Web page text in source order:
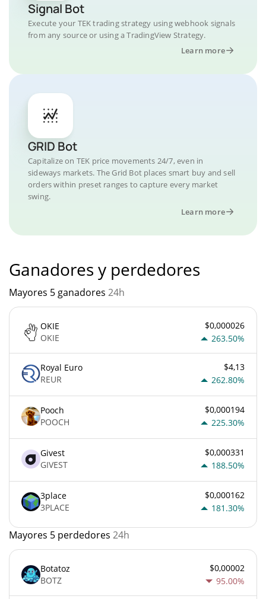
Signal Bot
Execute your TEK trading strategy using webhook signals
from any source or using a TradingView Strategy.
Learn more
GRID Bot
Capitalize on TEK price movements 24/7, even in
sideways markets. The Grid Bot places smart buy and sell
orders within preset ranges to capture every market
swing.
Learn more
Ganadores y perdedores
Mayores 5 ganadores 24h
OKIE
OKIE
$0,000026
263.50%
Royal Euro
REUR
$4,13
262.80%
Pooch
POOCH
$0,000194
225.30%
Givest
GIVEST
$0,000331
188.50%
3place
3PLACE
$0,000162
181.30%
Mayores 5 perdedores 24h
Botatoz
BOTZ
$0,00002
95.00%